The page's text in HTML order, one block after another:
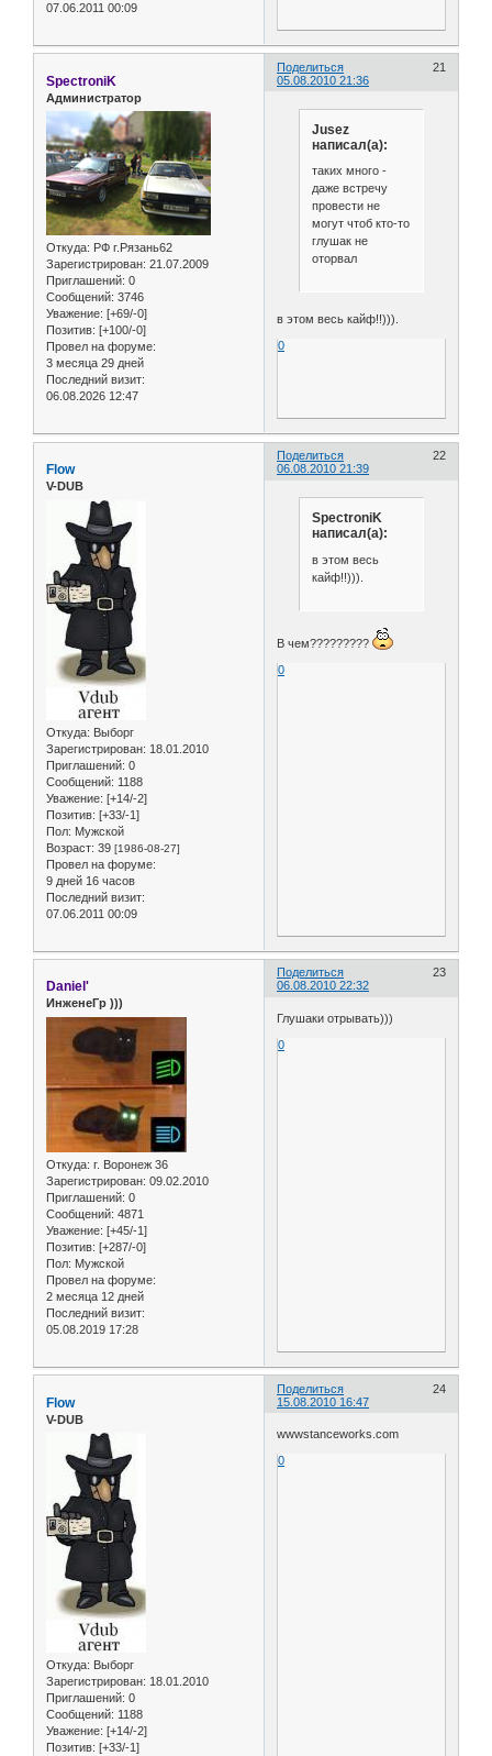
07.06.2011 00:09
Поделиться
21
05.08.2010 21:36
SpectroniK
Администратор
Откуда: РФ г.Рязань62
Зарегистрирован: 21.07.2009
Приглашений: 0
Сообщений: 3746
Уважение: [+69/-0]
Позитив: [+100/-0]
Провел на форуме:
3 месяца 29 дней
Последний визит:
06.08.2026 12:47
Jusez
написал(а):
таких много -
даже встречу
провести не
могут чтоб кто-то
глушак не
оторвал
в этом весь кайф!!))).
0
Поделиться
22
06.08.2010 21:39
Flow
V-DUB
Откуда: Выборг
Зарегистрирован: 18.01.2010
Приглашений: 0
Сообщений: 1188
Уважение: [+14/-2]
Позитив: [+33/-1]
Пол: Мужской
Возраст: 39 [1986-08-27]
Провел на форуме:
9 дней 16 часов
Последний визит:
07.06.2011 00:09
SpectroniK
написал(а):
в этом весь
кайф!!))).
В чем?????????
0
Поделиться
23
06.08.2010 22:32
Daniel'
ИнженеГр )))
Откуда: г. Воронеж 36
Зарегистрирован: 09.02.2010
Приглашений: 0
Сообщений: 4871
Уважение: [+45/-1]
Позитив: [+287/-0]
Пол: Мужской
Провел на форуме:
2 месяца 12 дней
Последний визит:
05.08.2019 17:28
Глушаки отрывать)))
0
Поделиться
24
15.08.2010 16:47
Flow
V-DUB
Откуда: Выборг
Зарегистрирован: 18.01.2010
Приглашений: 0
Сообщений: 1188
Уважение: [+14/-2]
Позитив: [+33/-1]
wwwstanceworks.com
0